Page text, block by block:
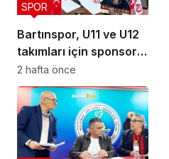
Bartınspor, U11 ve U12
takımları için sponsor
buldu
SPOR
2 hafta önce